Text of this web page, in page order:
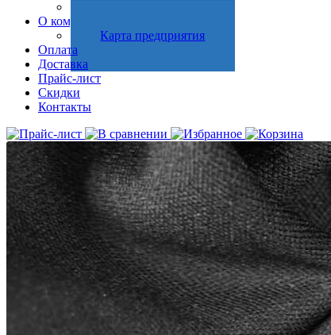
О компании
Карта предприятия
Оплата
Доставка
Прайс-лист
Скидки
Контакты